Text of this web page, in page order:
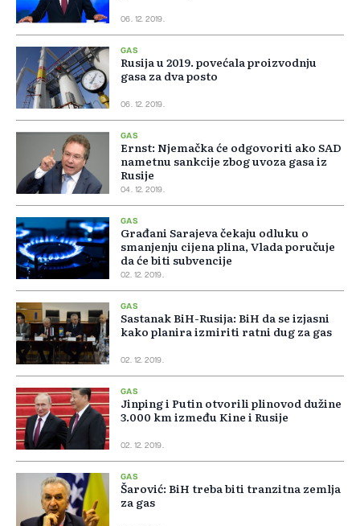
06. 12. 2019.
GAS
Rusija u 2019. povećala proizvodnju
gasa za dva posto
06. 12. 2019.
GAS
Ernst: Njemačka će odgovoriti ako SAD
nametnu sankcije zbog uvoza gasa iz
Rusije
04. 12. 2019.
GAS
Građani Sarajeva čekaju odluku o
smanjenju cijena plina, Vlada poručuje
da će biti subvencije
02. 12. 2019.
GAS
Sastanak BiH-Rusija: BiH da se izjasni
kako planira izmiriti ratni dug za gas
02. 12. 2019.
GAS
Jinping i Putin otvorili plinovod dužine
3.000 km između Kine i Rusije
02. 12. 2019.
GAS
Šarović: BiH treba biti tranzitna zemlja
za gas